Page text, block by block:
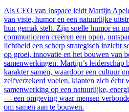
Als CEO van Inspace leidt Martijn
van visie, humor en een natuurlijke
hun gemak stelt. Zijn snelle humor en
communiceren creëren een open,
lichtheid een scherp strategisch inzicht
op groei, innovatie en het bouwen van
samenwerkingen. Martijn’s leiderschap
karakter samen, waardoor een cultuur
zelfverzekerd voelen, klanten zich écht
samenwerking op een natuurlijke,
— een omgeving waar mensen
om samen aan te bouwen.